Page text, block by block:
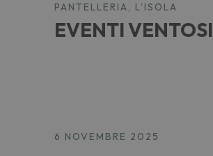
PANTELLERIA, L'ISOLA
EVENTI VENTOSI
6 NOVEMBRE 2025